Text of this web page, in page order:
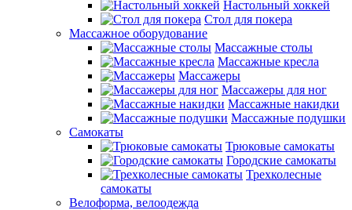
Настольный хоккей
Стол для покера
Массажное оборудование
Массажные столы
Массажные кресла
Массажеры
Массажеры для ног
Массажные накидки
Массажные подушки
Самокаты
Трюковые самокаты
Городские самокаты
Трехколесные
самокаты
Велоформа, велоодежда